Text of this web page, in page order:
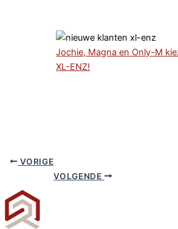
Jochie, Magna en Only-M
XL-ENZ!
VORIGE
VOLGENDE